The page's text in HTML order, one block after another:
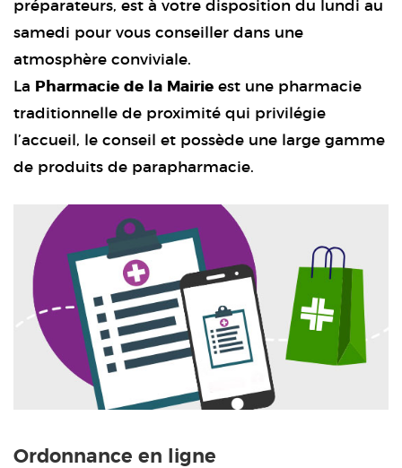
préparateurs, est à votre disposition du lundi au
samedi pour vous conseiller dans une
atmosphère conviviale.
La
Pharmacie de la Mairie est une pharmacie
traditionnelle de proximité qui privilégie
l’accueil, le conseil et possède une large gamme
de produits de parapharmacie.
Ordonnance en ligne